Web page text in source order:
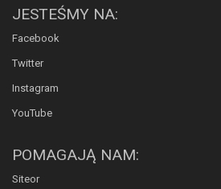
JESTEŚMY NA:
Facebook
Twitter
Instagram
YouTube
POMAGAJĄ NAM:
Siteor